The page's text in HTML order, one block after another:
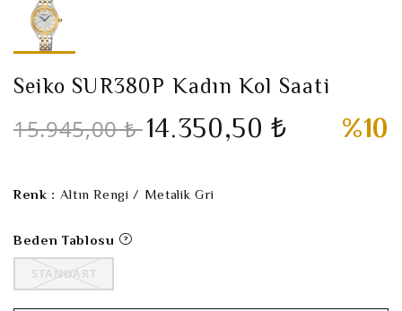
Seiko SUR380P Kadın Kol Saati
15.945,00 ₺14.350,50 ₺ %10
Renk : Altın Rengi / Metalik Gri
Beden Tablosu
STANDART